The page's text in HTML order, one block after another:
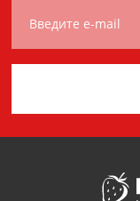
Введите e-mail